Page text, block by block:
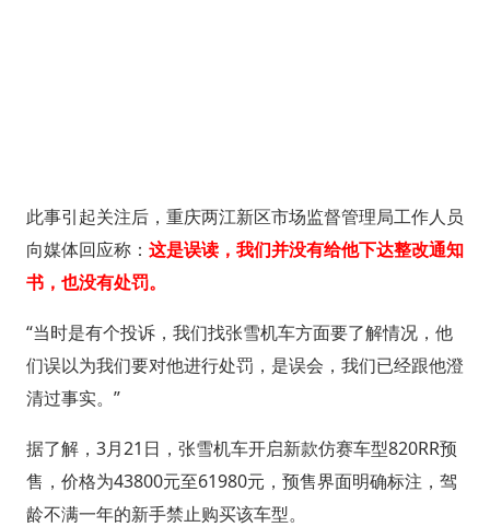
此事引起关注后，重庆两江新区市场监督管理局工作人员
向媒体回应称： 这是误读，我们并没有给他下达整改通知
书，也没有处罚。
“当时是有个投诉，我们找张雪机车方面要了解情况，他
们误以为我们要对他进行处罚，是误会，我们已经跟他澄
清过事实。”
据了解，3月21日，张雪机车开启新款仿赛车型820RR预
售，价格为43800元至61980元，预售界面明确标注，驾
龄不满一年的新手禁止购买该车型。